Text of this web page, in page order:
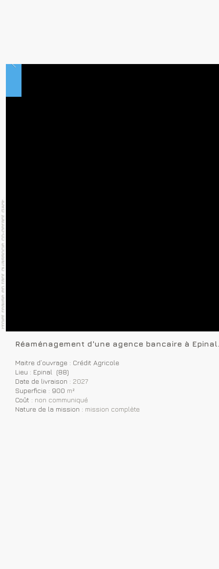
Réaménagement d'une agence bancaire à Epinal.
Maitre d’ouvrage : Crédit Agricole
Lieu : Epinal (88)
Date de livraison : 2027
Superficie : 900 m²
Coût : non communiqué
Nature de la mission : mission complète